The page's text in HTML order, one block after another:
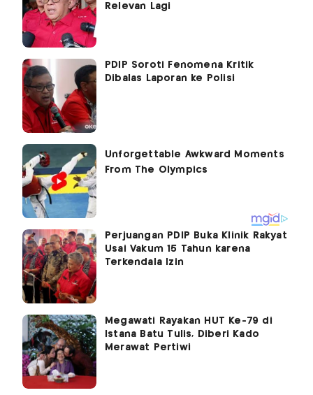
Relevan Lagi
PDIP Soroti Fenomena Kritik
Dibalas Laporan ke Polisi
Perjuangan PDIP Buka Klinik Rakyat
Usai Vakum 15 Tahun karena
Terkendala Izin
Megawati Rayakan HUT Ke-79 di
Istana Batu Tulis, Diberi Kado
Merawat Pertiwi